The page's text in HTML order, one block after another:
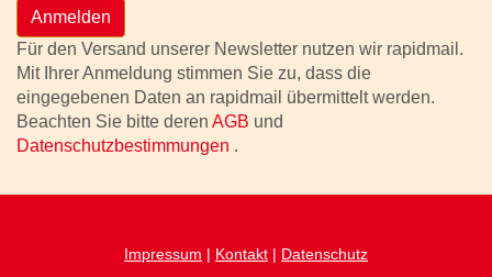
Anmelden
Für den Versand unserer Newsletter nutzen wir rapidmail.
Mit Ihrer Anmeldung stimmen Sie zu, dass die
eingegebenen Daten an rapidmail übermittelt werden.
Beachten Sie bitte deren AGB und
Datenschutzbestimmungen .
Impressum | Kontakt | Datenschutz